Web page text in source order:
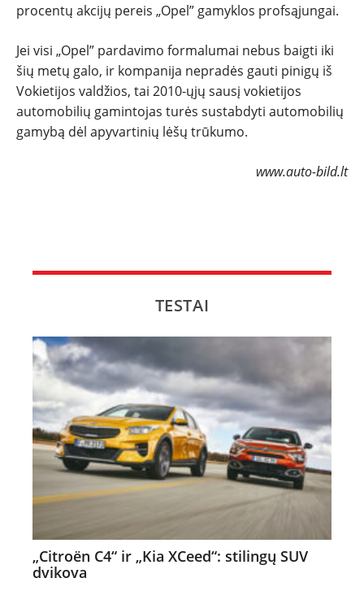
procentų akcijų pereis „Opel” gamyklos profsąjungai.
Jei visi „Opel” pardavimo formalumai nebus baigti iki
šių metų galo, ir kompanija nepradės gauti pinigų iš
Vokietijos valdžios, tai 2010-ųjų sausį vokietijos
automobilių gamintojas turės sustabdyti automobilių
gamybą dėl apyvartinių lėšų trūkumo.
www.auto-bild.lt
TESTAI
„Citroën C4“ ir „Kia XCeed“: stilingų SUV
dvikova